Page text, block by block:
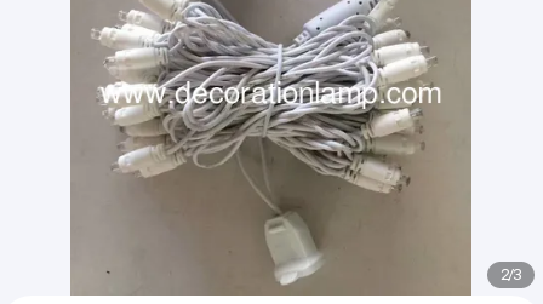
2/3